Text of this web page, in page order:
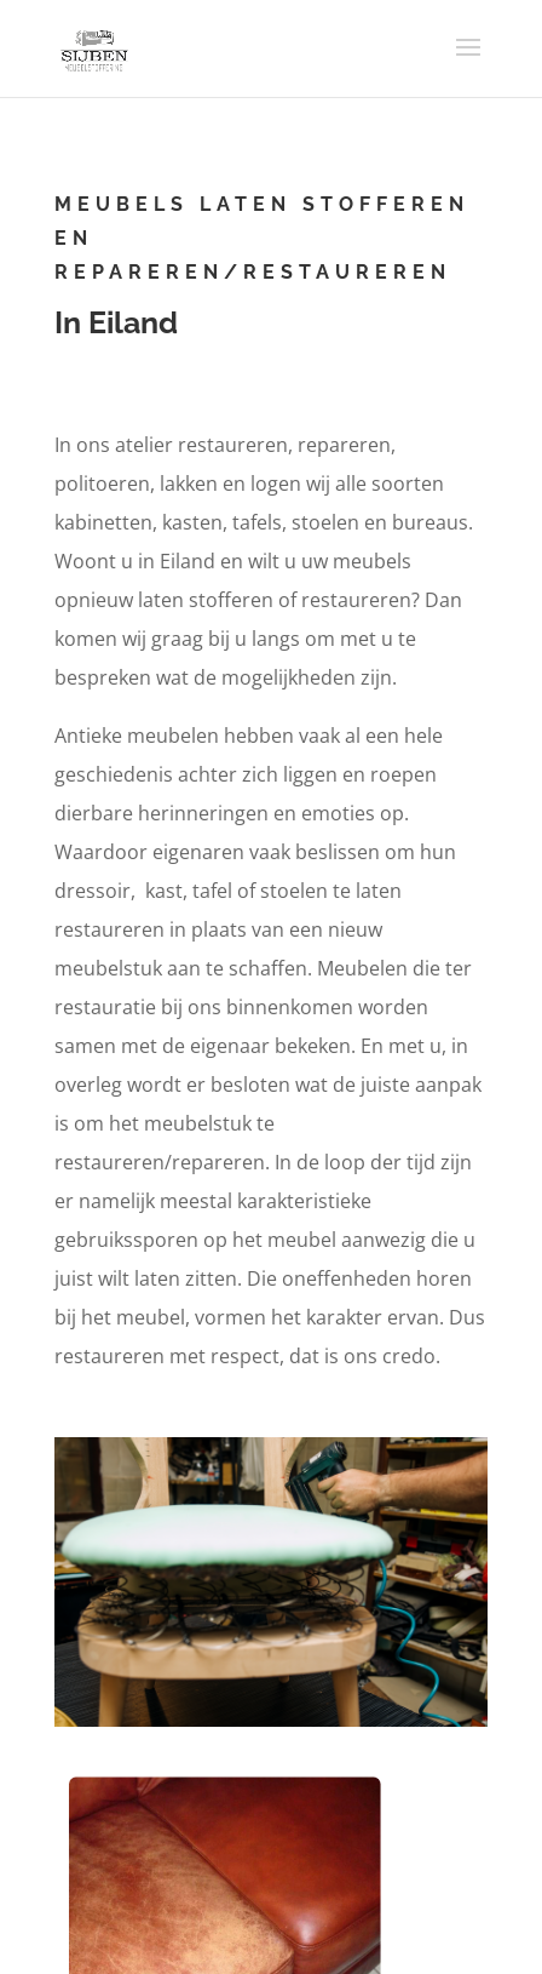
MEUBELS LATEN STOFFEREN
EN
REPAREREN/RESTAUREREN
In Eiland
In ons atelier restaureren, repareren,
politoeren, lakken en logen wij alle soorten
kabinetten, kasten, tafels, stoelen en bureaus.
Woont u in Eiland en wilt u uw meubels
opnieuw laten stofferen of restaureren? Dan
komen wij graag bij u langs om met u te
bespreken wat de mogelijkheden zijn.
Antieke meubelen hebben vaak al een hele
geschiedenis achter zich liggen en roepen
dierbare herinneringen en emoties op.
Waardoor eigenaren vaak beslissen om hun
dressoir, kast, tafel of stoelen te laten
restaureren in plaats van een nieuw
meubelstuk aan te schaffen. Meubelen die ter
restauratie bij ons binnenkomen worden
samen met de eigenaar bekeken. En met u, in
overleg wordt er besloten wat de juiste aanpak
is om het meubelstuk te
restaureren/repareren. In de loop der tijd zijn
er namelijk meestal karakteristieke
gebruikssporen op het meubel aanwezig die u
juist wilt laten zitten. Die oneffenheden horen
bij het meubel, vormen het karakter ervan. Dus
restaureren met respect, dat is ons credo.